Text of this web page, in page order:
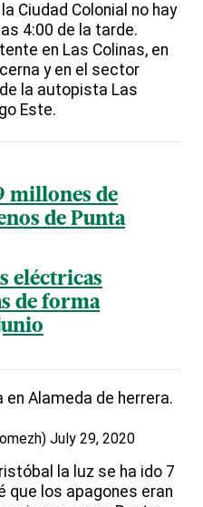
Ciudad Colonial no hay
4:00 de la tarde.
en Las Colinas, en
y en el sector
la autopista Las
Este.
millones de
de Punta
eléctricas
de forma
en Alameda de herrera.
July 29, 2020
la luz se ha ido 7
que los apagones eran